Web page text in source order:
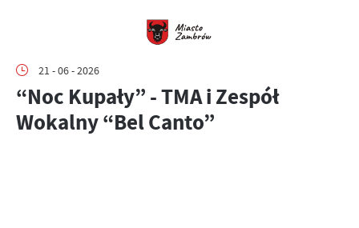
21 - 06 - 2026
“Noc Kupały” - TMA i Zespół
Wokalny “Bel Canto”